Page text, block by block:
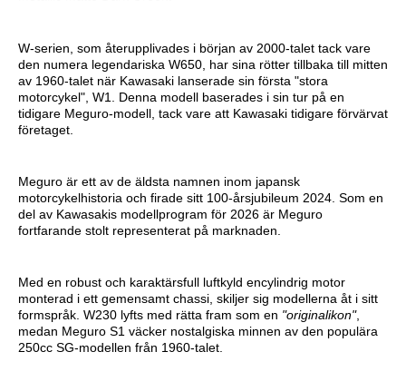
W-serien, som återupplivades i början av 2000-talet tack vare
den numera legendariska W650, har sina rötter tillbaka till mitten
av 1960-talet när Kawasaki lanserade sin första "stora
motorcykel", W1. Denna modell baserades i sin tur på en
tidigare Meguro-modell, tack vare att Kawasaki tidigare förvärvat
företaget.
Meguro är ett av de äldsta namnen inom japansk
motorcykelhistoria och firade sitt 100-årsjubileum 2024. Som en
del av Kawasakis modellprogram för 2026 är Meguro
fortfarande stolt representerat på marknaden.
Med en robust och karaktärsfull luftkyld encylindrig motor
monterad i ett gemensamt chassi, skiljer sig modellerna åt i sitt
formspråk. W230 lyfts med rätta fram som en "originalikon",
medan Meguro S1 väcker nostalgiska minnen av den populära
250cc SG-modellen från 1960-talet.